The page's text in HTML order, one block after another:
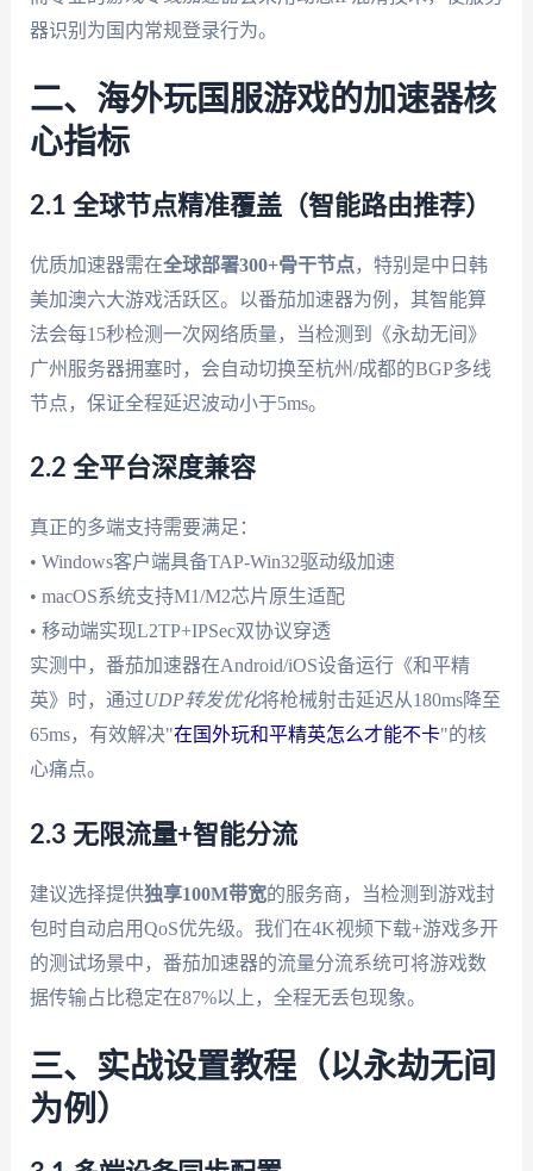
器识别为国内常规登录行为。
二、海外玩国服游戏的加速器核
心指标
2.1 全球节点精准覆盖（智能路由推荐）
优质加速器需在全球部署300+骨干节点，特别是中日韩
美加澳六大游戏活跃区。以番茄加速器为例，其智能算
法会每15秒检测一次网络质量，当检测到《永劫无间》
广州服务器拥塞时，会自动切换至杭州/成都的BGP多线
节点，保证全程延迟波动小于5ms。
2.2 全平台深度兼容
真正的多端支持需要满足：
• Windows客户端具备TAP-Win32驱动级加速
• macOS系统支持M1/M2芯片原生适配
• 移动端实现L2TP+IPSec双协议穿透
实测中，番茄加速器在Android/iOS设备运行《和平精
英》时，通过UDP转发优化将枪械射击延迟从180ms降至
65ms，有效解决"在国外玩和平精英怎么才能不卡"的核
心痛点。
2.3 无限流量+智能分流
建议选择提供独享100M带宽的服务商，当检测到游戏封
包时自动启用QoS优先级。我们在4K视频下载+游戏多开
的测试场景中，番茄加速器的流量分流系统可将游戏数
据传输占比稳定在87%以上，全程无丢包现象。
三、实战设置教程（以永劫无间
为例）